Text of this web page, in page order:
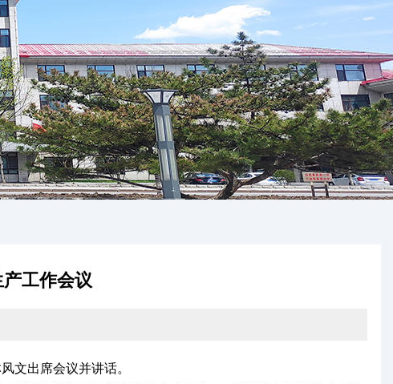
工作会议
文出席会议并讲话。